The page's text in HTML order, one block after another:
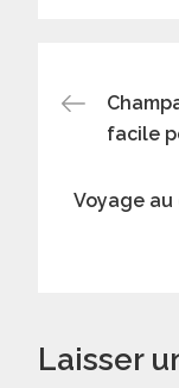
facile
Voyage
Laisser